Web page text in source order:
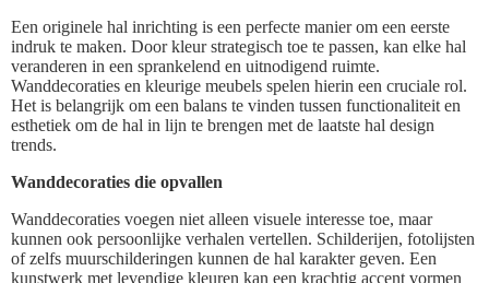
Een originele hal inrichting is een perfecte manier om een eerste
indruk te maken. Door kleur strategisch toe te passen, kan elke hal
veranderen in een sprankelend en uitnodigend ruimte.
Wanddecoraties en kleurige meubels spelen hierin een cruciale rol.
Het is belangrijk om een balans te vinden tussen functionaliteit en
esthetiek om de hal in lijn te brengen met de laatste hal design
trends.
Wanddecoraties die opvallen
Wanddecoraties voegen niet alleen visuele interesse toe, maar
kunnen ook persoonlijke verhalen vertellen. Schilderijen, fotolijsten
of zelfs muurschilderingen kunnen de hal karakter geven. Een
kunstwerk met levendige kleuren kan een krachtig accent vormen